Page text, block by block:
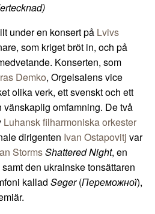
under en konsert på Lvivs
som kriget bröt in, och på
Konserten, som
Demko, Orgelsalens vice
olika verk, ett svenskt och ett
vänskaplig omfamning. De två
Luhansk filharmoniska orkester
dirigenten Ivan Ostapovitj var
StormsShattered Night, en
den ukrainske tonsättaren
kallad Seger(Переможної),